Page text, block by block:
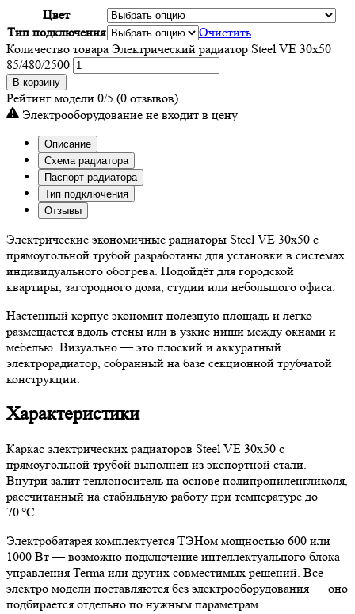
Цвет
Тип подключения
Очистить
Количество товара Электрический радиатор Steel VE 30х50
85/480/2500
В корзину
Рейтинг модели 0/5 (0 отзывов)
Электрооборудование не входит в цену
Описание
Схема радиатора
Паспорт радиатора
Тип подключения
Отзывы
Электрические экономичные радиаторы Steel VE 30х50 с
прямоугольной трубой разработаны для установки в системах
индивидуального обогрева. Подойдёт для городской
квартиры, загородного дома, студии или небольшого офиса.
Настенный корпус экономит полезную площадь и легко
размещается вдоль стены или в узкие ниши между окнами и
мебелью. Визуально — это плоский и аккуратный
электрорадиатор, собранный на базе секционной трубчатой
конструкции.
Характеристики
Каркас электрических радиаторов Steel VE 30х50 с
прямоугольной трубой выполнен из экспортной стали.
Внутри залит теплоноситель на основе полипропиленгликоля,
рассчитанный на стабильную работу при температуре до
70 °C.
Электробатарея комплектуется ТЭНом мощностью 600 или
1000 Вт — возможно подключение интеллектуального блока
управления Terma или других совместимых решений. Все
электро модели поставляются без электрооборудования — оно
подбирается отдельно по нужным параметрам.